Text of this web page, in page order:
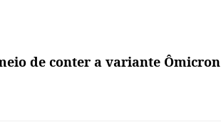
de conter a variante Ômicron